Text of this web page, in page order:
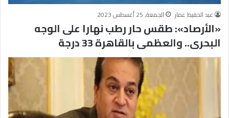
عبد الحفيظ عمار
الجمعة, 25 أغسطس 2023
«الأرصاد»: طقس حار رطب نهارا على الوجه
البحرى.. والعظمى بالقاهرة 33 درجة